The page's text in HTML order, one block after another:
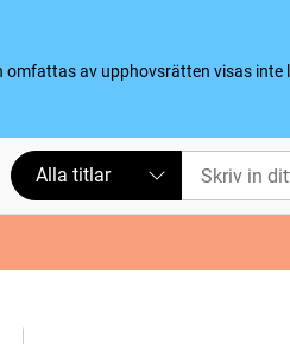
av upphovsrätten visas inte
Alla titlar